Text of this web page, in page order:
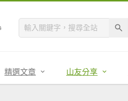
精選文章 山友分享